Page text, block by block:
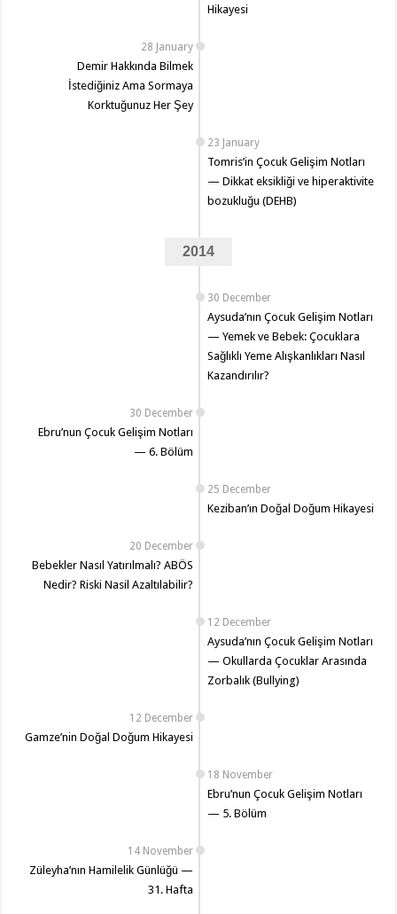
Hikayesi
28 January
Demir Hakkında Bilmek
İstediğiniz Ama Sormaya
Korktuğunuz Her Şey
23 January
Tomris’in Çocuk Gelişim Notları
— Dikkat eksikliği ve hiperaktivite
bozukluğu (DEHB)
2014
30 December
Aysuda’nın Çocuk Gelişim Notları
— Yemek ve Bebek: Çocuklara
Sağlıklı Yeme Alışkanlıkları Nasıl
Kazandırılır?
30 December
Ebru’nun Çocuk Gelişim Notları
— 6. Bölüm
25 December
Keziban’ın Doğal Doğum Hikayesi
20 December
Bebekler Nasıl Yatırılmalı? ABÖS
Nedir? Riski Nasil Azaltılabilir?
12 December
Aysuda’nın Çocuk Gelişim Notları
— Okullarda Çocuklar Arasında
Zorbalık (Bullying)
12 December
Gamze’nin Doğal Doğum Hikayesi
18 November
Ebru’nun Çocuk Gelişim Notları
— 5. Bölüm
14 November
Züleyha’nın Hamilelik Günlüğü —
31. Hafta